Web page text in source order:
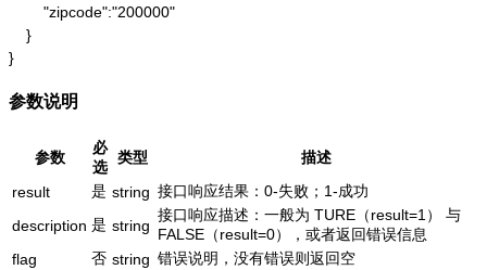
        "zipcode":"200000"
    }
}
参数说明
参数
必
选
类型
描述
result
是 string 接口响应结果：0-失败；1-成功
description 是 string
接口响应描述：一般为 TURE（result=1） 与
FALSE（result=0），或者返回错误信息
flag
否 string 错误说明，没有错误则返回空